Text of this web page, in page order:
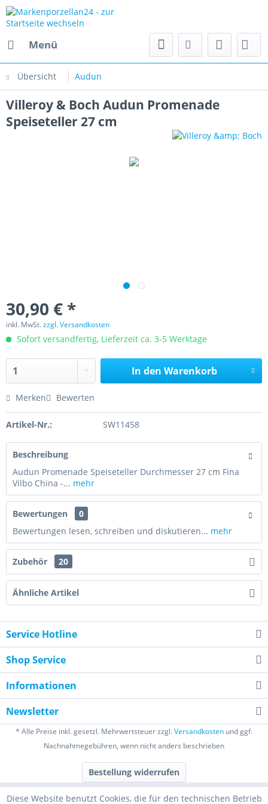
Menü
Übersicht Audun
Villeroy & Boch Audun Promenade
Speiseteller 27 cm
30,90 € *
inkl. MwSt.zzgl. Versandkosten
Sofort versandfertig, Lieferzeit ca. 3-5 Werktage
In den Warenkorb
Merken Bewerten
Artikel-Nr.: SW11458
Beschreibung
Audun Promenade Speiseteller Durchmesser 27 cm Fina
Vilbo China -... mehr
Bewertungen
0
Bewertungen lesen, schreiben und diskutieren... mehr
Zubehör 20
Ähnliche Artikel
Service Hotline
Shop Service
Informationen
Newsletter
* Alle Preise inkl. gesetzl. Mehrwertsteuer zzgl.Versandkosten und ggf.
Nachnahmegebühren, wenn nicht anders beschrieben
Bestellung widerrufen
Diese Website benutzt Cookies, die für den technischen Betrieb